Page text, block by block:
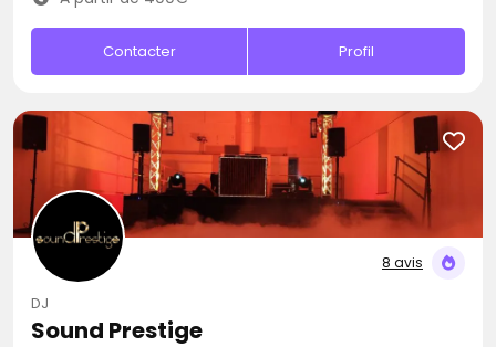
Contacter Profil
8 avis
DJ
Sound Prestige